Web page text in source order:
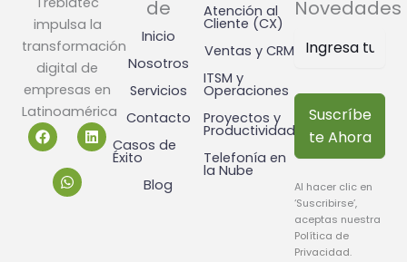
impulsa la
transformación
digital de
empresas en
Latinoamérica
F
a
c
L
i
n
W
t
s
a
de
Inicio
Nosotros
Servicios
Contacto
Casos de
Éxito
Blog
Atención al
Cliente (CX)
Ventas y CRM
ITSM y
Operaciones
Proyectos y
Productividad
Telefonía en
la Nube
Novedades
Suscríbe
te Ahora
Al hacer clic en
‘Suscribirse’,
aceptas nuestra
Política de
Privacidad.